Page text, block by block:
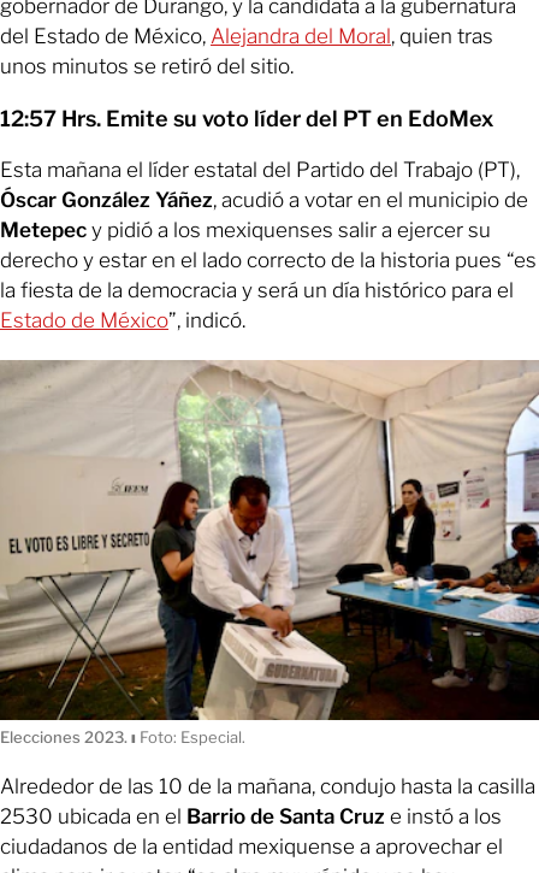
gobernador de Durango, y la candidata a la gubernatura
del Estado de México, Alejandra del Moral, quien tras
unos minutos se retiró del sitio.
12:57 Hrs. Emite su voto líder del PT en EdoMex
Esta mañana el líder estatal del Partido del Trabajo (PT),
Óscar González Yáñez, acudió a votar en el municipio de
Metepec y pidió a los mexiquenses salir a ejercer su
derecho y estar en el lado correcto de la historia pues “es
la fiesta de la democracia y será un día histórico para el
Estado de México”, indicó.
Elecciones 2023. ı Foto: Especial.
Alrededor de las 10 de la mañana, condujo hasta la casilla
2530 ubicada en el Barrio de Santa Cruz e instó a los
ciudadanos de la entidad mexiquense a aprovechar el